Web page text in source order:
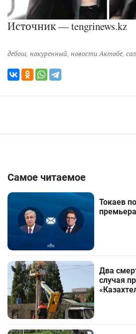
Источник — tengrinews.kz
дебош, накуренный, новости Актобе,
Самое читаемое
Токаев
Два
случая